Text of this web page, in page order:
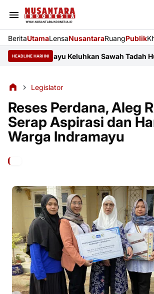
BeritaUtamaLensaNusantaraRuangPublik
HEADLINE HARI INI
Indramayu Keluhkan Sawah Tadah
Legislator
Reses Perdana, Aleg
Serap Aspirasi dan
Warga Indramayu